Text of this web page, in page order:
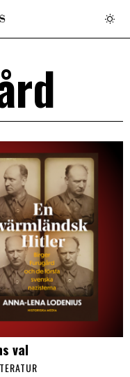
val